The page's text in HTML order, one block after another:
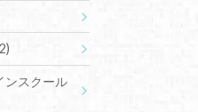
スクール